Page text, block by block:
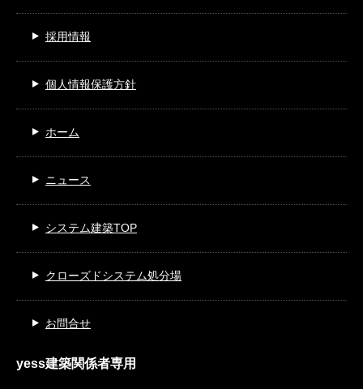
採用情報
個人情報保護方針
ホーム
ニュース
システム建築TOP
クローズドシステム処分場
お問合せ
yess建築関係者専用